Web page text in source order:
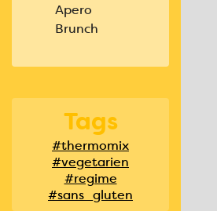
Apero
Brunch
Tags
#thermomix
#vegetarien
#regime
#sans_gluten